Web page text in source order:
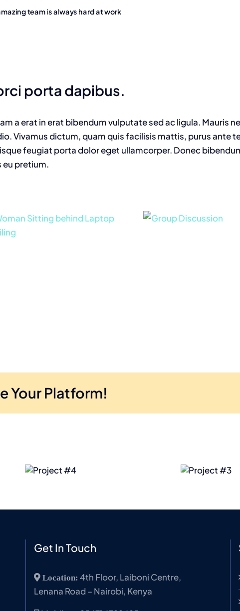
team is always hard at work
porta dapibus.
a erat in erat bibendum vulputate sed ac ligula. Mauris
Vivamus dictum, quam quis facilisis mattis, purus ante
feugiat porta dolor eget ullamcorper. Donec
eu pretium.
Your Platform!
Get In Touch
Location: 4th Floor, Laiboni Centre,
Lenana Road – Nairobi, Kenya